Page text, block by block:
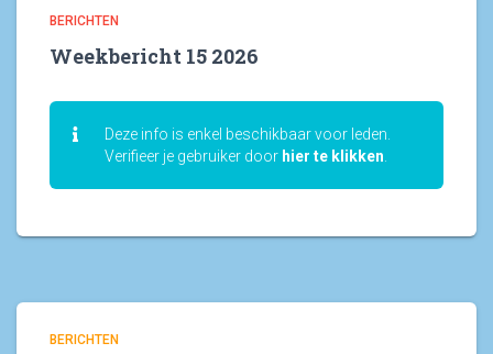
BERICHTEN
Weekbericht 15 2026
Deze info is enkel beschikbaar voor leden.
Verifieer je gebruiker door hier te klikken
BERICHTEN